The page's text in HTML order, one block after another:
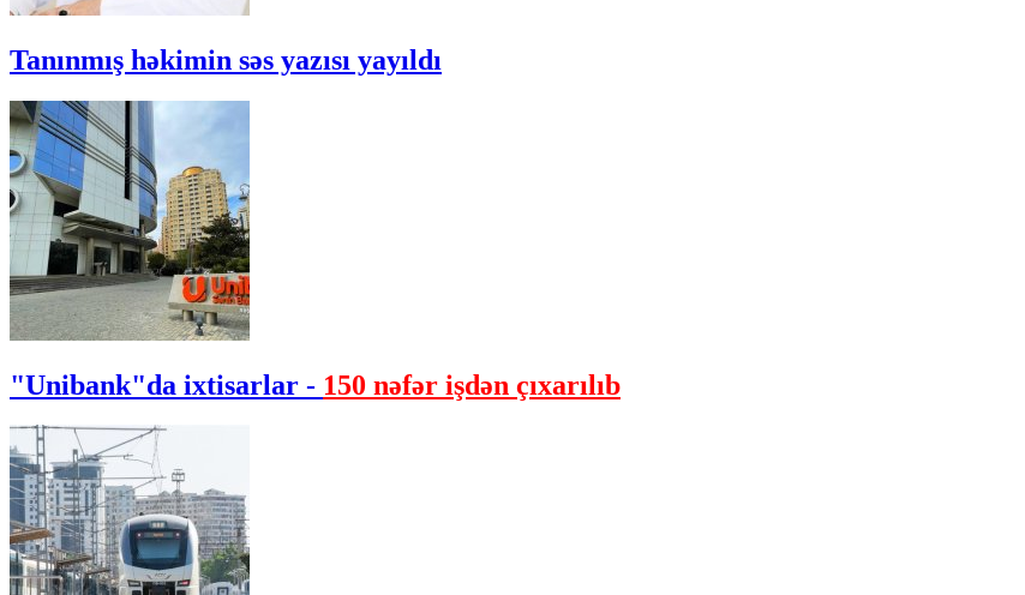
Tanınmış həkimin səs yazısı yayıldı
"Unibank"da ixtisarlar - 150 nəfər işdən çıxarılıb